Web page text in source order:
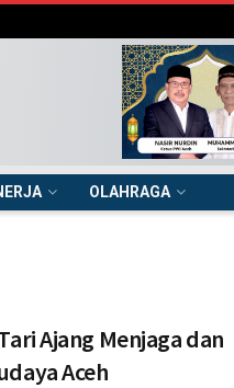
OLAHRAGA
Ajang Menjaga dan
Aceh